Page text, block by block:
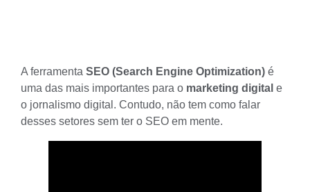
A ferramenta SEO (Search Engine Optimization) é
uma das mais importantes para o marketing digital e
o jornalismo digital . Contudo, não tem como falar
desses setores sem ter o SEO em mente.